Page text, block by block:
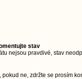
stav
nejsou pravdivé, stav
pokud ne, zdržte se prosím